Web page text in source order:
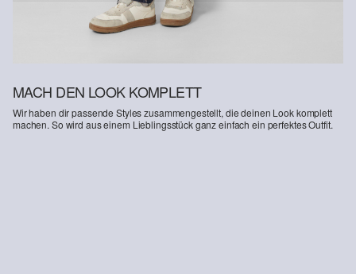
MACH DEN LOOK KOMPLETT
Wir haben dir passende Styles zusammengestellt, die deinen Look komplett
machen. So wird aus einem Lieblingsstück ganz einfach ein perfektes Outfit.